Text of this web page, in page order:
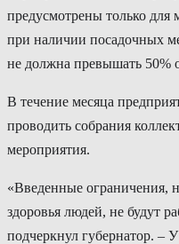
предусмотрены только для
при наличии посадочных
не должна превышать 50%
В течение месяца
проводить собрания
мероприятия.
«Введенные ограничения,
здоровья людей, не будут
подчеркнул губернатор. –